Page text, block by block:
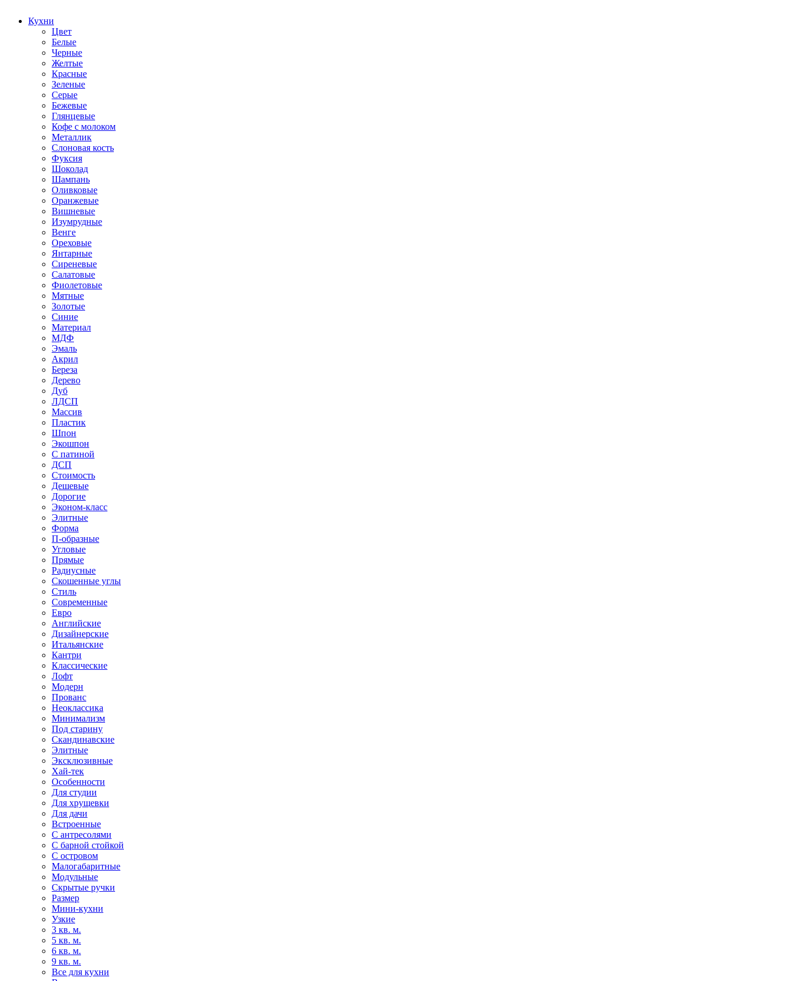
Кухни
Цвет
Белые
Черные
Желтые
Красные
Зеленые
Серые
Бежевые
Глянцевые
Кофе с молоком
Металлик
Слоновая кость
Фуксия
Шоколад
Шампань
Оливковые
Оранжевые
Вишневые
Изумрудные
Венге
Ореховые
Янтарные
Сиреневые
Салатовые
Фиолетовые
Мятные
Золотые
Синие
Материал
МДФ
Эмаль
Акрил
Береза
Дерево
Дуб
ЛДСП
Массив
Пластик
Шпон
Экошпон
С патиной
ДСП
Стоимость
Дешевые
Дорогие
Эконом-класс
Элитные
Форма
П-образные
Угловые
Прямые
Радиусные
Скошенные углы
Стиль
Современные
Евро
Английские
Дизайнерские
Итальянские
Кантри
Классические
Лофт
Модерн
Прованс
Неоклассика
Минимализм
Под старину
Скандинавские
Элитные
Эксклюзивные
Хай-тек
Особенности
Для студии
Для хрущевки
Для дачи
Встроенные
С антресолями
С барной стойкой
С островом
Малогабаритные
Модульные
Скрытые ручки
Размер
Мини-кухни
Узкие
3 кв. м.
5 кв. м.
6 кв. м.
9 кв. м.
Все для кухни